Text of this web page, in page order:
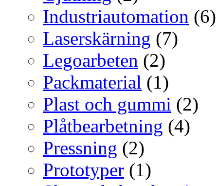
Industriautomation (6)
Laserskärning (7)
Legoarbeten (2)
Packmaterial (1)
Plast och gummi (2)
Plåtbearbetning (4)
Pressning (2)
Prototyper (1)